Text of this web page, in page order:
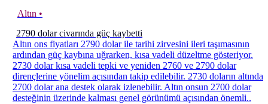
Altın •
2790 dolar civarında güç kaybetti
Altın ons fiyatları 2790 dolar ile tarihi zirvesini ileri taşımasının
ardından güç kaybına uğrarken, kısa vadeli düzeltme gösteriyor.
2730 dolar kısa vadeli tepki ve yeniden 2760 ve 2790 dolar
dirençlerine yönelim açısından takip edilebilir. 2730 doların altında
2700 dolar ana destek olarak izlenebilir. Altın onsun 2700 dolar
desteğinin üzerinde kalması genel görünümü açısından önemli..